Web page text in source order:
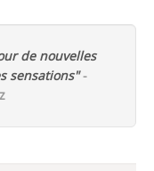
de nouvelles
sensations" -